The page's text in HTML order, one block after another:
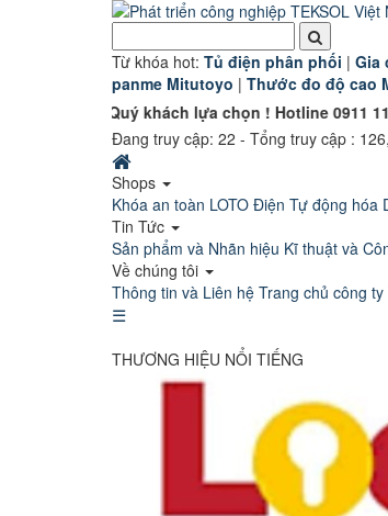
Từ khóa hot: Tủ điện phân phối | Gia
panme Mitutoyo | Thước đo độ cao
Quý khách lựa chọn ! Hotline 0911 110 800
Đang truy cập: 22 - Tổng truy cập :
Shops
Khóa an toàn LOTO Điện Tự động hóa
Tin Tức
Sản phẩm và Nhãn hiệu Kĩ thuật và
Về chúng tôi
Thông tin và Liên hệ Trang chủ công ty
☰
THƯƠNG HIỆU NỔI TIẾNG